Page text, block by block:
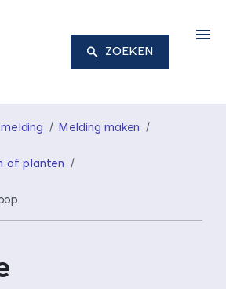
ZOEKEN
Melding maken
of planten